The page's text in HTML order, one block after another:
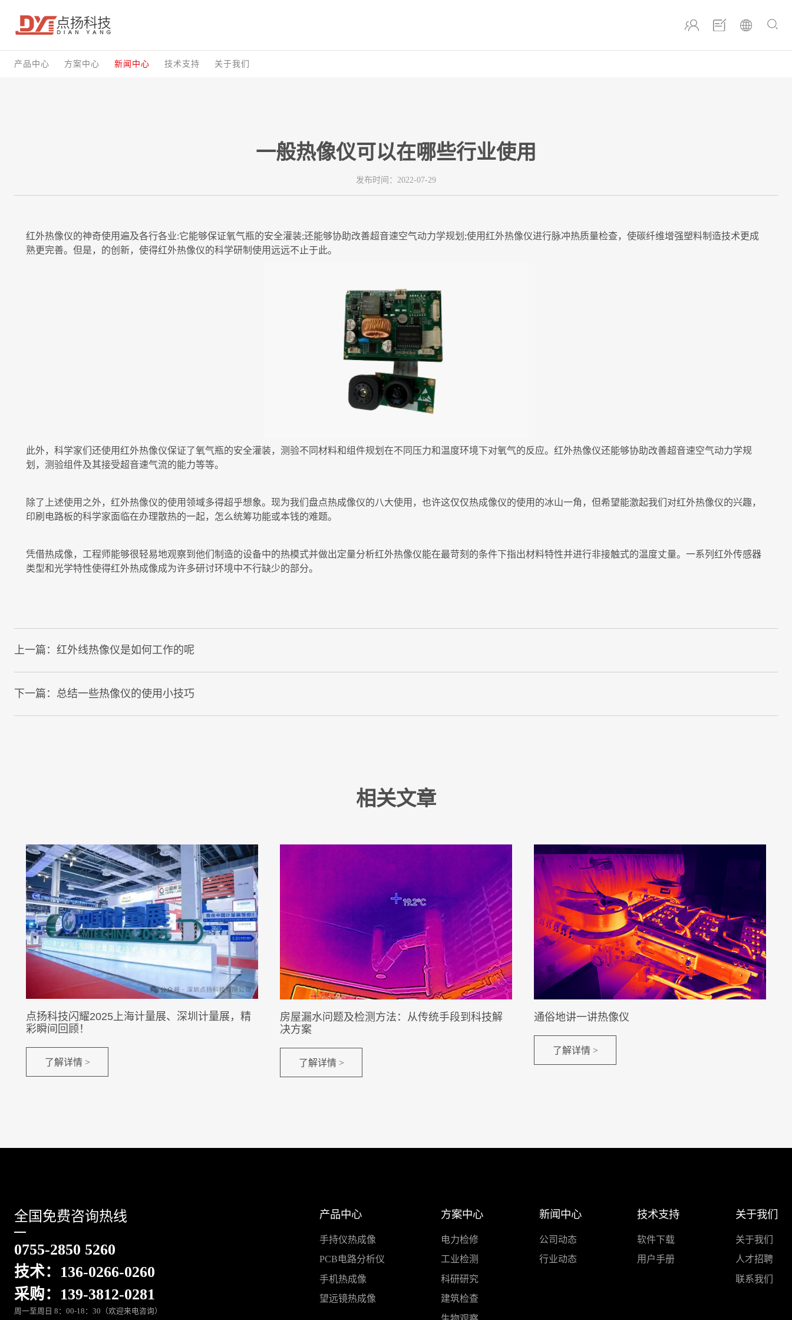
产品中心 方案中心 新闻中心 技术支持 关于我们
一般热像仪可以在哪些行业使用
发布时间：2022-07-29
红外热像仪的神奇使用遍及各行各业:它能够保证氧气瓶的安全灌装;还能够协助改善超音速空气动力学规划;使用红外热像仪进行脉冲热质量检查，使碳纤维增强塑料制造技术更成
熟更完善。但是，的创新，使得红外热像仪的科学研制使用远远不止于此。
此外，科学家们还使用红外热像仪保证了氧气瓶的安全灌装，测验不同材料和组件规划在不同压力和温度环境下对氧气的反应。红外热像仪还能够协助改善超音速空气动力学规
划，测验组件及其接受超音速气流的能力等等。
除了上述使用之外，红外热像仪的使用领域多得超乎想象。现为我们盘点热成像仪的八大使用，也许这仅仅热成像仪的使用的冰山一角，但希望能激起我们对红外热像仪的兴趣，
印刷电路板的科学家面临在办理散热的一起，怎么统筹功能或本钱的难题。
凭借热成像，工程师能够很轻易地观察到他们制造的设备中的热模式并做出定量分析红外热像仪能在最苛刻的条件下指出材料特性并进行非接触式的温度丈量。一系列红外传感器
类型和光学特性使得红外热成像成为许多研讨环境中不行缺少的部分。
上一篇： 红外线热像仪是如何工作的呢
下一篇： 总结一些热像仪的使用小技巧
相关文章
点扬科技闪耀2025上海计量展、深圳计量展，精
彩瞬间回顾！
了解详情 >
房屋漏水问题及检测方法：从传统手段到科技解
决方案
了解详情 >
通俗地讲一讲热像仪
了解详情 >
全国免费咨询热线
0755-2850 5260
技术：136-0266-0260
采购：139-3812-0281
周一至周日 8：00-18：30（欢迎来电咨询）
产品中心
手持仪热成像
PCB电路分析仪
手机热成像
望远镜热成像
方案中心
电力检修
工业检测
科研研究
建筑检查
新闻中心
公司动态
行业动态
技术支持
软件下载
用户手册
关于我们
关于我们
人才招聘
联系我们